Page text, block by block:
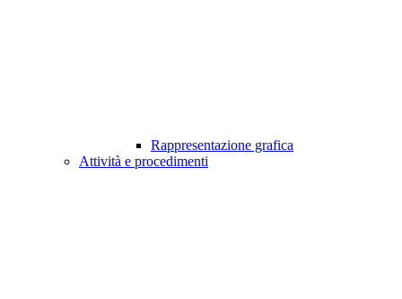
Rappresentazione grafica
Attività e procedimenti